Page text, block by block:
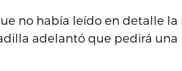
no había leído en detalle
adelantó que pedirá una